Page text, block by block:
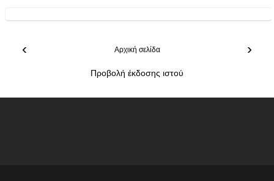
‹ ›
Αρχική σελίδα
Προβολή έκδοσης ιστού